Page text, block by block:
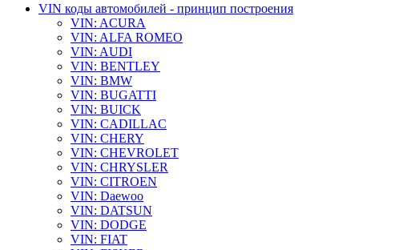
VIN коды автомобилей - принцип построения
VIN: ACURA
VIN: ALFA ROMEO
VIN: AUDI
VIN: BENTLEY
VIN: BMW
VIN: BUGATTI
VIN: BUICK
VIN: CADILLAC
VIN: CHERY
VIN: CHEVROLET
VIN: CHRYSLER
VIN: CITROEN
VIN: Daewoo
VIN: DATSUN
VIN: DODGE
VIN: FIAT